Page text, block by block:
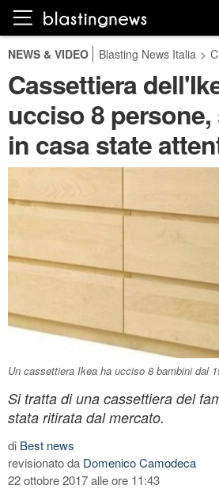
NEWS & VIDEO Blasting News Italia >
Cassettiera
ucciso 8 persone,
in casa state
Un cassettiera Ikea ha ucciso 8 bambini dal
Si tratta di una cassettiera del
stata ritirata dal mercato.
di Best news
revisionato da Domenico Camodeca
22 ottobre 2017 alle ore 11:43